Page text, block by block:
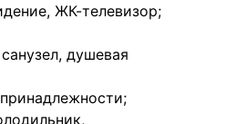
ЖК-телевизор;
душевая